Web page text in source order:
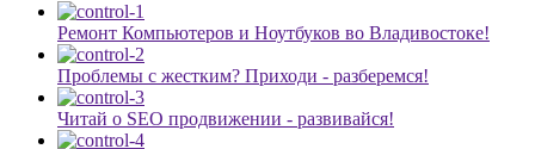
Ремонт Компьютеров и Ноутбуков во Владивостоке!
Проблемы с жестким? Приходи - разберемся!
Читай о SEO продвижении - развивайся!